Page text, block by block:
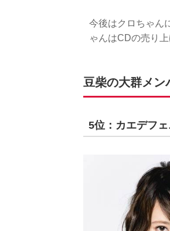
今後はクロちゃん
ゃんはCDの売り
豆柴の大群メン
5位：カエデフ